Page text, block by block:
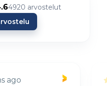
4920 arvostelut
ago